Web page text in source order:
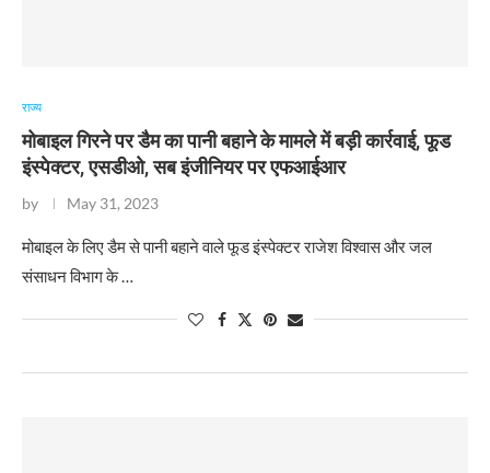
राज्य
मोबाइल गिरने पर डैम का पानी बहाने के मामले में बड़ी कार्रवाई, फूड
इंस्पेक्टर, एसडीओ, सब इंजीनियर पर एफआईआर
by May 31, 2023
​मोबाइल के लिए डैम से पानी बहाने वाले फूड इंस्पेक्टर राजेश विश्वास और जल
संसाधन विभाग के …